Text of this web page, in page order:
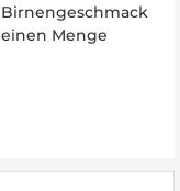
Menge